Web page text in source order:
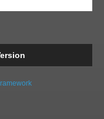
Comments